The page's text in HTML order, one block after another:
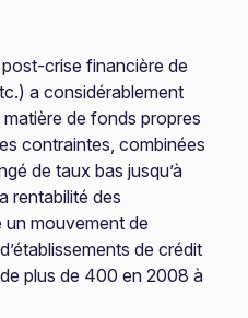
crise financière de
a considérablement
de fonds propres
contraintes, combinées
de taux bas jusqu’à
rentabilité des
mouvement de
de crédit
plus de 400 en 2008 à